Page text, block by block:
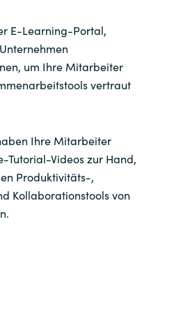
E-Learning-Portal,
um Ihre Mitarbeiter
vertraut
Ihre Mitarbeiter
Tutorial-Videos zur Hand,
Produktivitäts-,
Kollaborationstools von